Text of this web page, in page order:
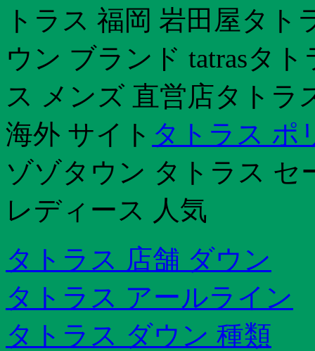
トラス 福岡 岩田屋タト
ウン ブランド tatrasタ
ス メンズ 直営店タトラ
海外 サイト タトラス ポ
ゾゾタウン タトラス セ
レディース 人気
タトラス 店舗 ダウン
タトラス アールライン
タトラス ダウン 種類